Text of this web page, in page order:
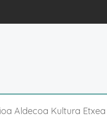
Aldecoa Kultura Etxea